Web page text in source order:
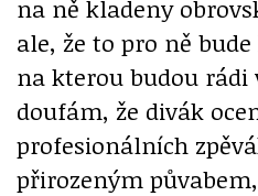
na ně kladeny
ale, že to pro ně
na kterou budou rádi
doufám, že divák
profesionálních
přirozeným